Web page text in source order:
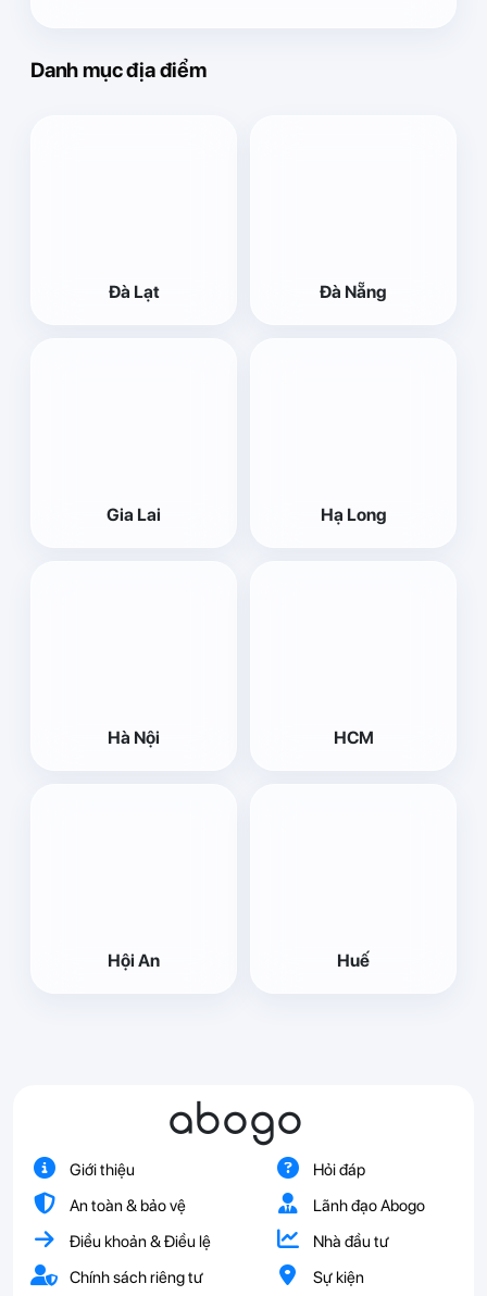
Danh mục địa điểm
Đà Lạt Đà Nẵng
Gia Lai Hạ Long
Hà Nội HCM
Hội An Huế
abogo
Giới thiệu
An toàn & bảo vệ
Điều khoản & Điều lệ
Chính sách riêng tư
Hỏi đáp
Lãnh đạo Abogo
Nhà đầu tư
Sự kiện